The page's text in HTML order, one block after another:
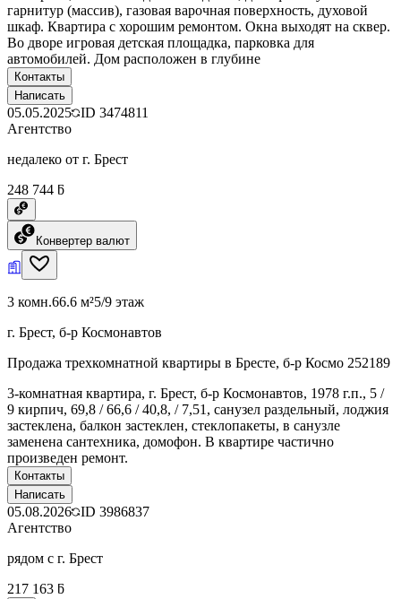
гарнитур (массив), газовая варочная поверхность, духовой
шкаф. Квартира с хорошим ремонтом. Окна выходят на сквер.
Во дворе игровая детская площадка, парковка для
автомобилей. Дом расположен в глубине
Контакты
Написать
05.05.2025 ID 3474811
Агентство
недалеко от г. Брест
248 744 ƃ
Конвертер валют
3 комн.66.6 м²5/9 этаж
г. Брест, б-р Космонавтов
Продажа трехкомнатной квартиры в Бресте, б-р Космо 252189
3-комнатная квартира, г. Брест, б-р Космонавтов, 1978 г.п., 5 /
9 кирпич, 69,8 / 66,6 / 40,8, / 7,51, санузел раздельный, лоджия
застеклена, балкон застеклен, стеклопакеты, в санузле
заменена сантехника, домофон. В квартире частично
произведен ремонт.
Контакты
Написать
05.08.2026 ID 3986837
Агентство
рядом с г. Брест
217 163 ƃ